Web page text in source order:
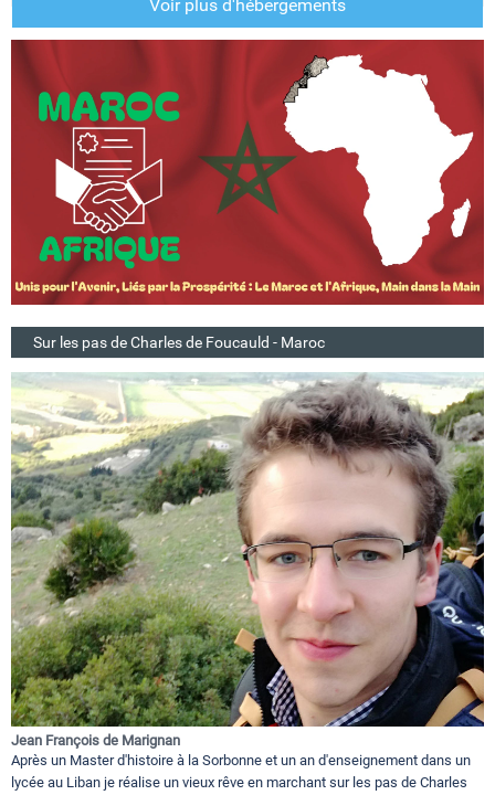
Voir plus d'hébergements
Sur les pas de Charles de Foucauld - Maroc
Jean François de Marignan
Après un Master d'histoire à la Sorbonne et un an d'enseignement dans un
lycée au Liban je réalise un vieux rêve en marchant sur les pas de Charles